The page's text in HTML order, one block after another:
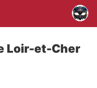
Loir-et-Cher